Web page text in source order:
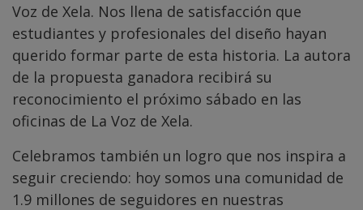
Voz de Xela. Nos llena de satisfacción que
estudiantes y profesionales del diseño hayan
querido formar parte de esta historia. La autora
de la propuesta ganadora recibirá su
reconocimiento el próximo sábado en las
oficinas de La Voz de Xela.
Celebramos también un logro que nos inspira a
seguir creciendo: hoy somos una comunidad de
1.9 millones de seguidores en nuestras